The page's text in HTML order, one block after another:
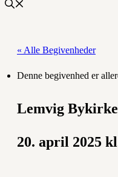
« Alle Begivenheder
Denne begivenhed er
Lemvig Bykirke
20. april 2025